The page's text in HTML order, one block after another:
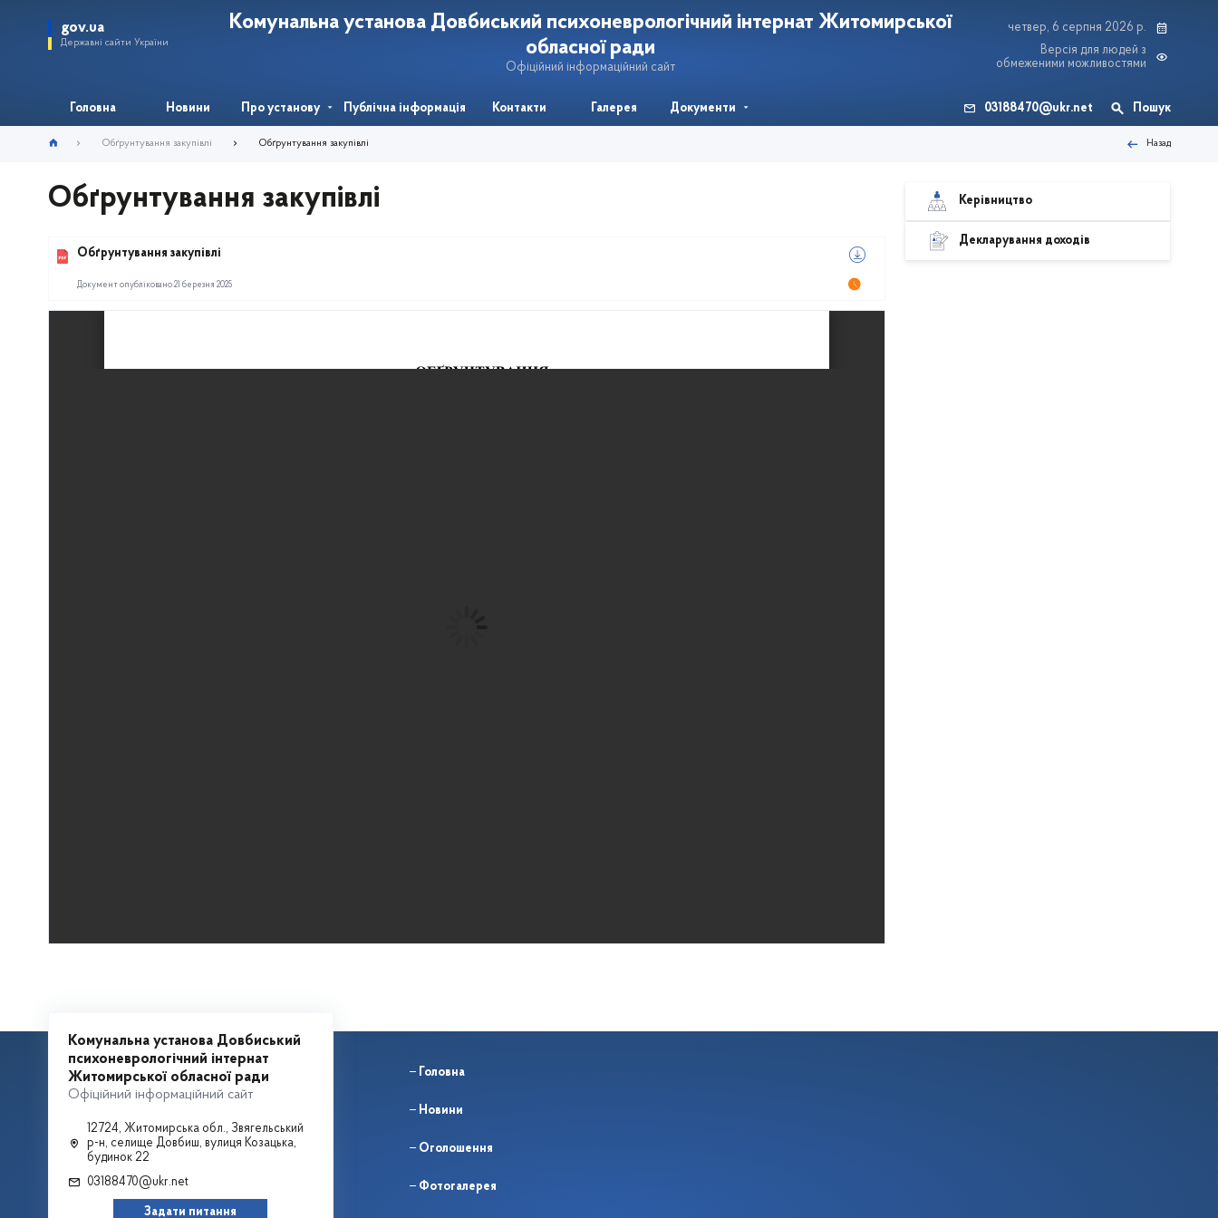
gov.ua
Державні сайти України
Комунальна установа Довбиський психоневрологічний інтернат Житомирської
обласної ради
Офіційний інформаційний сайт
четвер, 6 серпня 2026 р.
Версія для людей з
обмеженими можливостями
Головна Новини Про установу Публічна інформація Контакти Галерея Документи 03188470@ukr.net Пошук
Обґрунтування закупівлі Обґрунтування закупівлі Назад
Обґрунтування закупівлі
Обґрунтування закупівлі
Документ опубліковано 21 березня 2025
Керівництво
Декларування доходів
Комунальна установа Довбиський
психоневрологічний інтернат
Житомирської обласної ради
Офіційний інформаційний сайт
12724, Житомирська обл., Звягельський
р-н, селище Довбиш, вулиця Козацька,
будинок 22
03188470@ukr.net
Задати питання
Головна
Новини
Оголошення
Фотогалерея